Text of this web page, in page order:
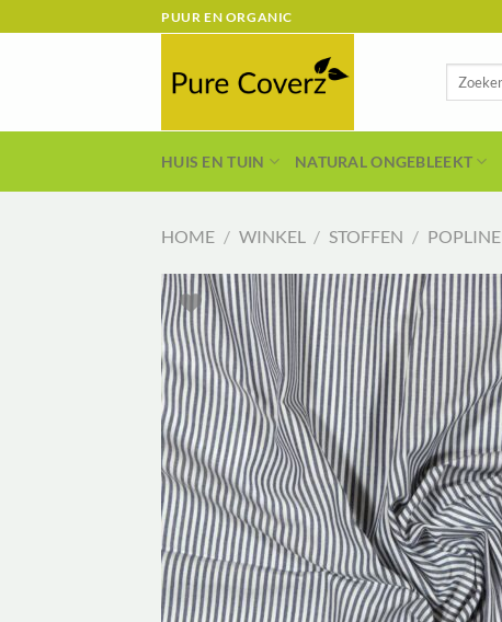
naar
PUUR EN ORGANIC
Zoeken
HUIS EN TUIN NATURAL ONGEBLEEKT
HOME / WINKEL / STOFFEN / POPLINE